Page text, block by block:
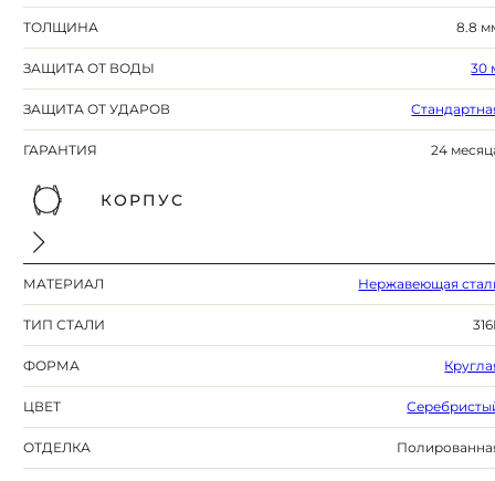
ТОЛЩИНА 8.8
ЗАЩИТА ОТ ВОДЫ 30
ЗАЩИТА ОТ УДАРОВ
ГАРАНТИЯ 24
КОРПУС
МАТЕРИАЛ Нержавеющая
ТИП СТАЛИ
ФОРМА
ЦВЕТ
ОТДЕЛКА